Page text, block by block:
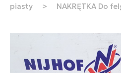
piasty
> NAKRĘTKA Do